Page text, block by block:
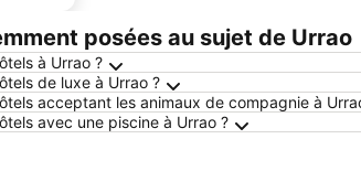
posées au sujet de Urrao
à Urrao ?
de luxe à Urrao ?
acceptant les animaux de compagnie à
avec une piscine à Urrao ?